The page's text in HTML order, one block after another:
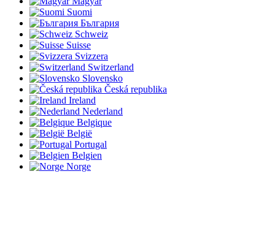
Suomi
България
Schweiz
Suisse
Svizzera
Switzerland
Slovensko
Česká republika
Ireland
Nederland
Belgique
België
Portugal
Belgien
Norge